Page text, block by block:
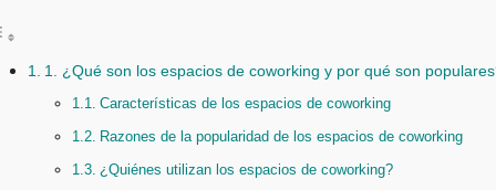
1. ¿Qué son los espacios de coworking y por qué son
Características de los espacios de coworking
Razones de la popularidad de los espacios de coworking
¿Quiénes utilizan los espacios de coworking?